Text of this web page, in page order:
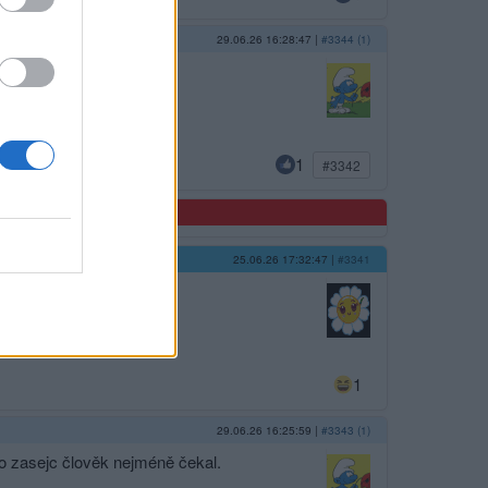
29.06.26 16:28:47 | #3344 (1)
1 #3342
25.06.26 17:32:47 | #3341
1
29.06.26 16:25:59 | #3343 (1)
zasejc člověk nejméně čekal.